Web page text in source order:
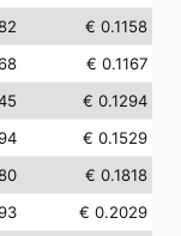
€ 0.1158
€ 0.1167
€ 0.1294
€ 0.1529
€ 0.1818
€ 0.2029